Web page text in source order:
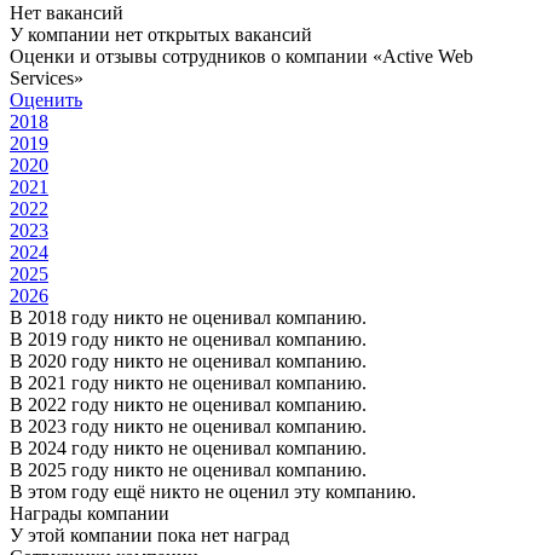
Нет вакансий
У компании нет открытых вакансий
Оценки и отзывы сотрудников о компании «Active Web
Services»
Оценить
2018
2019
2020
2021
2022
2023
2024
2025
2026
В 2018 году никто не оценивал компанию.
В 2019 году никто не оценивал компанию.
В 2020 году никто не оценивал компанию.
В 2021 году никто не оценивал компанию.
В 2022 году никто не оценивал компанию.
В 2023 году никто не оценивал компанию.
В 2024 году никто не оценивал компанию.
В 2025 году никто не оценивал компанию.
В этом году ещё никто не оценил эту компанию.
Награды компании
У этой компании пока нет наград